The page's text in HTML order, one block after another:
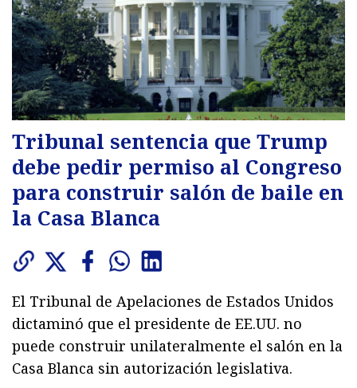
Tribunal sentencia que Trump
debe pedir permiso al Congreso
para construir salón de baile en
la Casa Blanca
El Tribunal de Apelaciones de Estados Unidos
dictaminó que el presidente de EE.UU. no
puede construir unilateralmente el salón en la
Casa Blanca sin autorización legislativa.